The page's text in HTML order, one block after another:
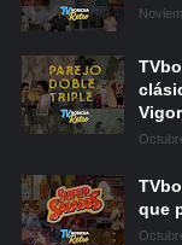
que